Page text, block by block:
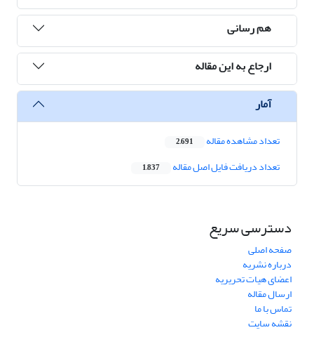
هم رسانی
ارجاع به این مقاله
آمار
تعداد مشاهده مقاله 2,691
تعداد دریافت فایل اصل مقاله 1,837
دسترسی سریع
صفحه اصلی
درباره نشریه
اعضای هیات تحریریه
ارسال مقاله
تماس با ما
نقشه سایت